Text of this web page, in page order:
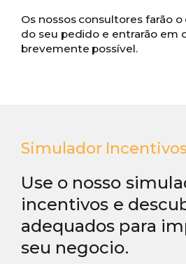
Os nossos consultores farão
do seu pedido e entrarão em
brevemente possível.
Simulador Incentivos
Use o nosso
incentivos e
adequados para
seu negocio.